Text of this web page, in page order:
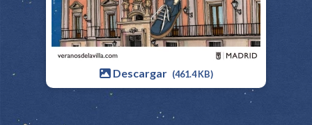
Descargar (461.4 KB)